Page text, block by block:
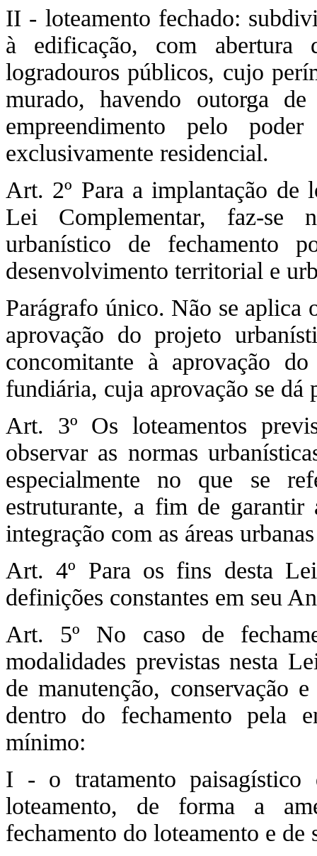
II - loteamento fechado:
à edificação, com
logradouros públicos, cujo
murado, havendo outorga
empreendimento pelo
exclusivamente residencial.
Art. 2º Para a implantação de
Lei Complementar, faz-se
urbanístico de fechamento
desenvolvimento territorial e
Parágrafo único. Não se aplica
aprovação do projeto
concomitante à aprovação
fundiária, cuja aprovação se
Art. 3º Os loteamentos
observar as normas
especialmente no que se
estruturante, a fim de
integração com as áreas
Art. 4º Para os fins desta Lei
definições constantes em seu
Art. 5º No caso de
modalidades previstas nesta
de manutenção, conservação
dentro do fechamento pela
mínimo:
I - o tratamento paisagístico
loteamento, de forma a
fechamento do loteamento e de